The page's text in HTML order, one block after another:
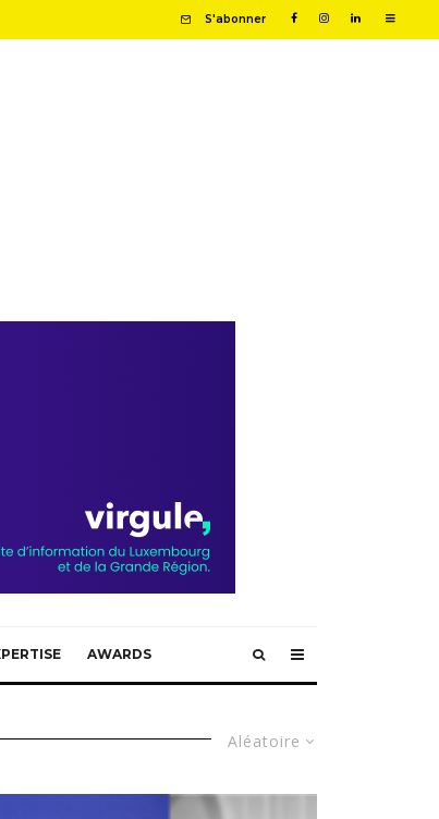
S'abonner
AWARDS
Aléatoire